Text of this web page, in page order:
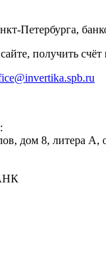
Петербурга,
получить счёт
дом 8, литера А,